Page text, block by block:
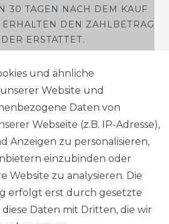
30 TAGEN NACH DEM KAUF
DEN ZAHLBETRAG
ERSTATTET.
Holzenplotz
und ähnliche
Website und
Daten von
Webseite (z.B. IP-Adresse),
Anzeigen zu personalisieren,
einzubinden oder
Website zu analysieren. Die
erfolgt erst durch gesetzte
diese Daten mit Dritten, die wir